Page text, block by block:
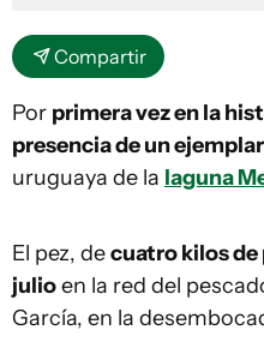
Compartir
Por primera vez en la
presencia de un
uruguaya de la laguna
El pez, decuatro kilos de
julioen la red del
García, en la